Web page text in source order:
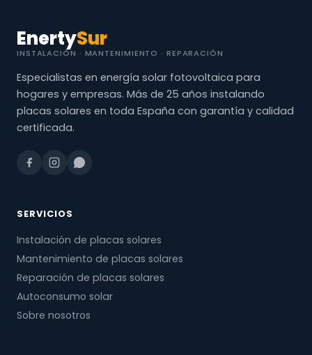
EnertySur
INSTALACIÓN · MANTENIMIENTO · REPARACIÓN
Especialistas en energía solar fotovoltaica para
hogares y empresas. Más de 25 años instalando
placas solares en toda España con garantía y calidad
certificada.
SERVICIOS
Instalación de placas solares
Mantenimiento de placas solares
Reparación de placas solares
Autoconsumo solar
Sobre nosotros